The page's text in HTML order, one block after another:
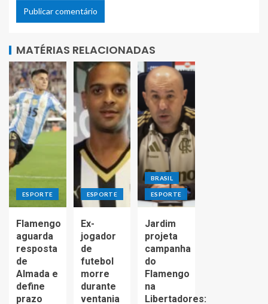
MATÉRIAS RELACIONADAS
ESPORTE
Flamengo
aguarda
resposta
de
Almada e
define
prazo
ESPORTE
Ex-
jogador
de
futebol
morre
durante
ventania
BRASIL
ESPORTE
Jardim
projeta
campanha
do
Flamengo
na
Libertadores: